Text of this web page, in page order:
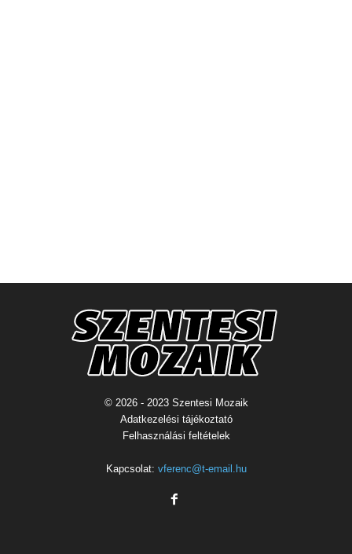
© 2026 - 2023 Szentesi Mozaik
Adatkezelési tájékoztató
Felhasználási feltételek
Kapcsolat: vferenc@t-email.hu